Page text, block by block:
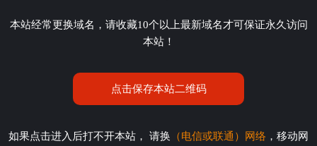
本站经常更换域名，请收藏10个以上最新域名才可保证永久访问
本站！
点击保存本站二维码
如果点击进入后打不开本站， 请换 （电信或联通）网络 ，移动网